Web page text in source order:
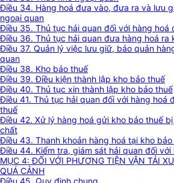
Điều 34. Hàng hoá đưa vào, đưa ra và lưu
ngoại quan
Điều 35. Thủ tục hải quan đối với hàng hoá
Điều 36. Thủ tục hải quan đưa hàng hoá ra
Điều 37. Quản lý việc lưu giữ, bảo quản
quan
Điều 38. Kho bảo thuế
Điều 39. Điều kiện thành lập kho bảo thuế
Điều 40. Thủ tục xin thành lập kho bảo thuế
Điều 41. Thủ tục hải quan đối với hàng hoá
thuế
Điều 42. Xử lý hàng hoá gửi kho bảo thuế
chất
Điều 43. Thanh khoản hàng hoá tại kho
Điều 44. Kiểm tra, giám sát hải quan đối với
MỤC 4: ĐỐI VỚI PHƯƠNG TIỆN VẬN TẢI
QUÁ CẢNH
Điều 45. Quy định chung